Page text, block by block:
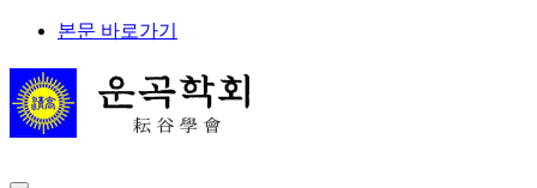
본문 바로가기